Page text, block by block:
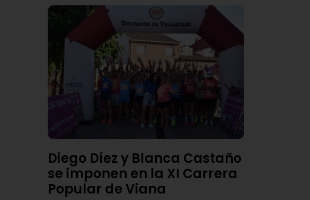
Diego Díez y Blanca Castaño
se imponen en la XI Carrera
Popular de Viana